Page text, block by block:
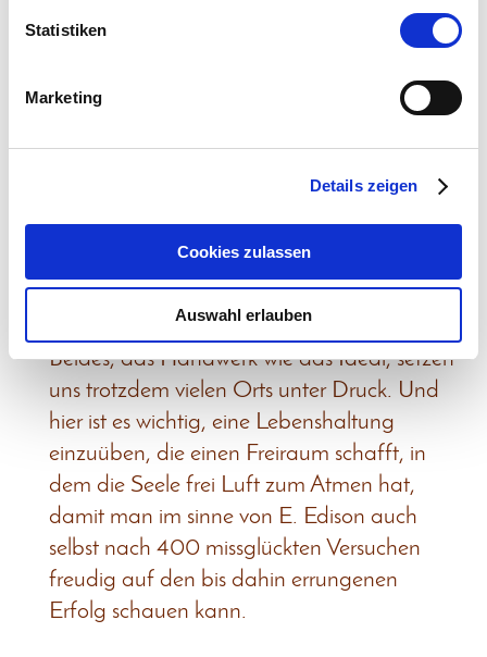
Statistiken
Marketing
Details zeigen
Cookies zulassen
Auswahl erlauben
das nicht schon eine schöne Entlastung? Ich
muss nie das Ideal erreichen! Aber es gibt
mir eine klare Orientierung in der zum Teil
chaotischen Welt und im kreativen Arbeiten.
Stand mithaltend abgelehnt. Auch hier
kann man mit Freude ewig streben.
Beides, das Handwerk wie das Ideal, setzen
uns trotzdem vielen Orts unter Druck. Und
hier ist es wichtig, eine Lebenshaltung
einzuüben, die einen Freiraum schafft, in
dem die Seele frei Luft zum Atmen hat,
damit man im sinne von E. Edison auch
selbst nach 400 missglückten Versuchen
freudig auf den bis dahin errungenen
Erfolg schauen kann.